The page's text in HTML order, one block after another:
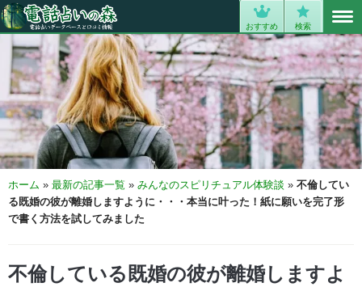
おすすめ 検索
ホーム » 最新の記事一覧 » みんなのスピリチュアル体験談 » 不倫してい
る既婚の彼が離婚しますように・・・本当に叶った！紙に願いを完了形
で書く方法を試してみました
不倫している既婚の彼が離婚しますよ